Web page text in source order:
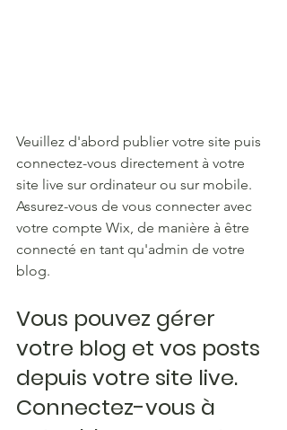
Veuillez d'abord publier votre site puis
connectez-vous directement à votre
site live sur ordinateur ou sur mobile.
Assurez-vous de vous connecter avec
votre compte Wix, de manière à être
connecté en tant qu'admin de votre
blog.
Vous pouvez gérer
votre blog et vos posts
depuis votre site live.
Connectez-vous à